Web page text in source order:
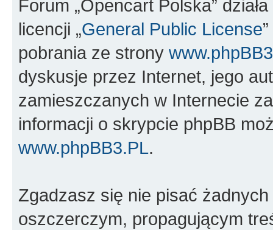
Forum „Opencart Polska”
licencji „General Public License
pobrania ze strony
dyskusje przez Internet, jego
zamieszczanych w Internecie
informacji o skrypcie phpBB
www.phpBB3.PL.
Zgadzasz się nie pisać
oszczerczym, propagującym